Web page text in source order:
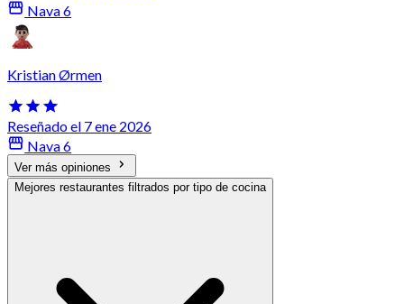
Nava 6
Kristian Ørmen
Reseñado el 7 ene 2026
Nava 6
Ver más opiniones
Mejores restaurantes filtrados por tipo de cocina